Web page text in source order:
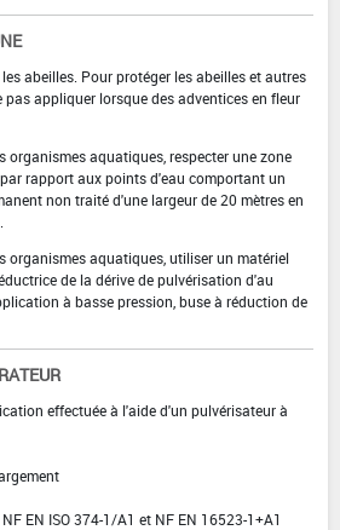
abeilles. Pour protéger les abeilles et autres
pas appliquer lorsque des adventices en fleur
organismes aquatiques, respecter une zone
rapport aux points d'eau comportant un
non traité d'une largeur de 20 mètres en
organismes aquatiques, utiliser un matériel
de la dérive de pulvérisation d'au
à basse pression, buse à réduction de
effectuée à l'aide d'un pulvérisateur à
EN ISO 374-1/A1 et NF EN 16523-1+A1